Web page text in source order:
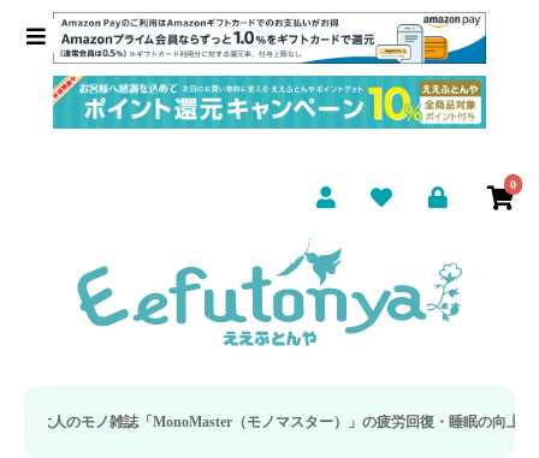
0
（モノマスター）」の疲労回復・睡眠の向上特集に当社のリカバリー枕